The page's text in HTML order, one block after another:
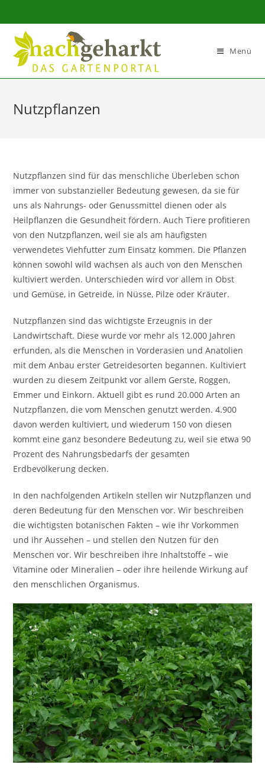
Sidebar-
Inhalt
Menü
Nutzpflanzen
Nutzpflanzen sind für das menschliche Überleben schon
immer von substanzieller Bedeutung gewesen, da sie für
uns als Nahrungs- oder Genussmittel dienen oder als
Heilpflanzen die Gesundheit fördern. Auch Tiere profitieren
von den Nutzpflanzen, weil sie als am häufigsten
verwendetes Viehfutter zum Einsatz kommen. Die Pflanzen
können sowohl wild wachsen als auch von den Menschen
kultiviert werden. Unterschieden wird vor allem in Obst
und Gemüse, in Getreide, in Nüsse, Pilze oder Kräuter.
Nutzpflanzen sind das wichtigste Erzeugnis in der
Landwirtschaft. Diese wurde vor mehr als 12.000 Jahren
erfunden, als die Menschen in Vorderasien und Anatolien
mit dem Anbau erster Getreidesorten begannen. Kultiviert
wurden zu diesem Zeitpunkt vor allem Gerste, Roggen,
Emmer und Einkorn. Aktuell gibt es rund 20.000 Arten an
Nutzpflanzen, die vom Menschen genutzt werden. 4.900
davon werden kultiviert, und wiederum 150 von diesen
kommt eine ganz besondere Bedeutung zu, weil sie etwa 90
Prozent des Nahrungsbedarfs der gesamten
Erdbevölkerung decken.
In den nachfolgenden Artikeln stellen wir Nutzpflanzen und
deren Bedeutung für den Menschen vor. Wir beschreiben
die wichtigsten botanischen Fakten – wie ihr Vorkommen
und ihr Aussehen – und stellen den Nutzen für den
Menschen vor. Wir beschreiben ihre Inhaltstoffe – wie
Vitamine oder Mineralien – oder ihre heilende Wirkung auf
den menschlichen Organismus.